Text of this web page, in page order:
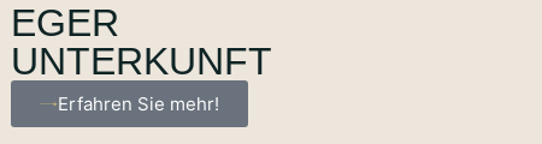
EGER
UNTERKUNFT
Erfahren Sie mehr!